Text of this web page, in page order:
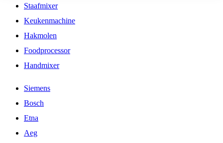
Staafmixer
Keukenmachine
Hakmolen
Foodprocessor
Handmixer
Siemens
Bosch
Etna
Aeg